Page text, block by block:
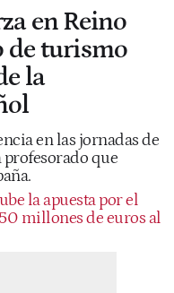
en Reino
de turismo
la
en las jornadas de
que
la apuesta por el
millones de euros al